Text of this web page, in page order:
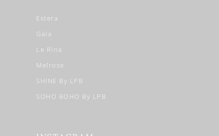
Estera
Gala
Le Rina
Melrose
SHINE By LPB
SOHO BOHO By LPB